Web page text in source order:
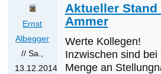
Ernst
Albegger
// Sa.,
13.12.2014
Aktueller
Ammer
Werte Kollegen!
Inzwischen sind
Menge an